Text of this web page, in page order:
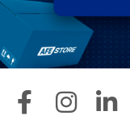
Mi Cuenta
Síguenos